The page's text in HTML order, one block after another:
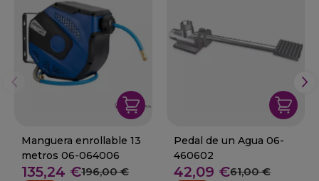
Manguera enrollable 13
metros 06-064006
135,24 €196,00 €
Pedal de un Agua 06-
460602
42,09 €61,00 €